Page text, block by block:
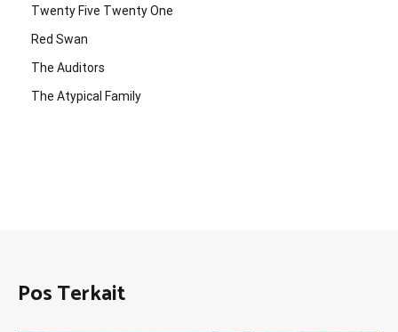
Twenty Five Twenty One
Red Swan
The Auditors
The Atypical Family
Pos Terkait